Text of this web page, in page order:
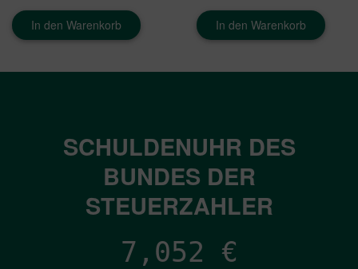
In den Warenkorb In den Warenkorb
SCHULDENUHR DES
BUNDES DER
STEUERZAHLER
7,052 €